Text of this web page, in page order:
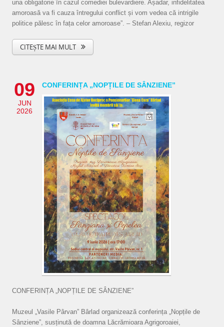
una obligatorie în cazul comediei bulevardiere. Așadar, infidelitatea
amoroasă va fi cauza întregului conflict și vom vedea că intrigile
politice pălesc în fața celor amoroase”. – Stefan Alexiu, regizor
CITEȘTE MAI MULT
09
JUN
2026
CONFERINȚA „NOPȚILE DE SÂNZIENE”
CONFERINȚA „NOPȚILE DE SÂNZIENE”
Muzeul „Vasile Pârvan” Bârlad organizează conferința „Nopțile de
Sânziene”, susținută de doamna Lăcrămioara Agrigoroaiei,